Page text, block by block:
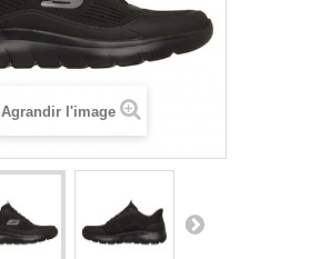
Agrandir l'image